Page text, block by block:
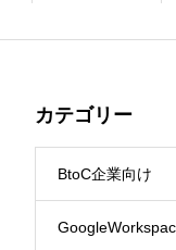
カテゴリー
BtoC企業向け